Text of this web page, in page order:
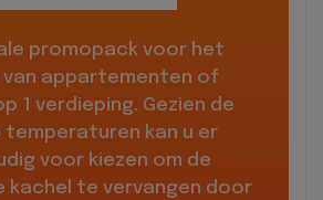
promopack voor het
van appartementen of
1 verdieping. Gezien de
temperaturen kan u er
voor kiezen om de
kachel te vervangen door